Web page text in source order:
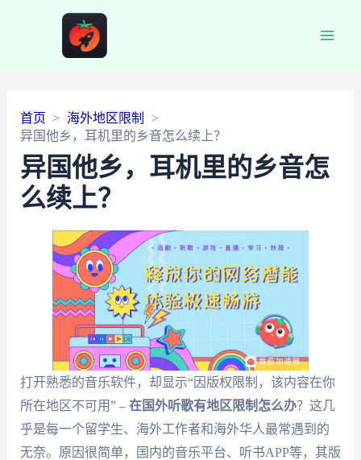
首页
海外地区限制
异国他乡，耳机里的乡音怎么续上？
异国他乡，耳机里的乡音怎
么续上？
打开熟悉的音乐软件，却显示“因版权限制，该内容在你
所在地区不可用” – 在国外听歌有地区限制怎么办？这几
乎是每一个留学生、海外工作者和海外华人最常遇到的
无奈。原因很简单，国内的音乐平台、听书APP等，其版